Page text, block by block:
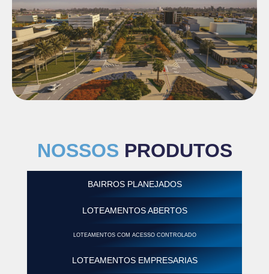
NOSSOS PRODUTOS
BAIRROS PLANEJADOS
LOTEAMENTOS ABERTOS
LOTEAMENTOS COM ACESSO CONTROLADO
LOTEAMENTOS EMPRESARIAS